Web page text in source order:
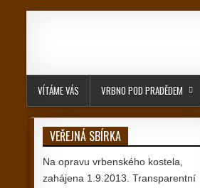
VÍTÁME VÁS VRBNO POD PRADĚDEM
VEŘEJNÁ SBÍRKA
Na opravu vrbenského kostela,
zahájena 1.9.2013. Transparentní